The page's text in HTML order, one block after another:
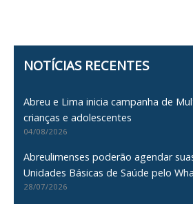
NOTÍCIAS RECENTES
Abreu e Lima inicia campanha de
crianças e adolescentes
04/08/2026
Abreulimenses poderão agendar
Unidades Básicas de Saúde pelo
28/07/2026